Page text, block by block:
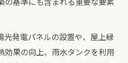
光発電パネルの設置や、屋上緑
効果の向上、雨水タンクを利用